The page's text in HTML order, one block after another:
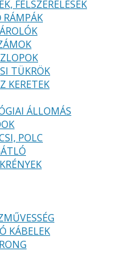
FELSZERELÉSEK
RÁMPÁK
TÜKRÖK
KERETEK
ÁLLOMÁS
POLC
KÁBELEK